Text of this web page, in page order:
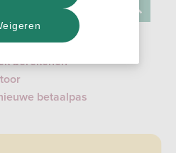
check
berekenen
betaalpas